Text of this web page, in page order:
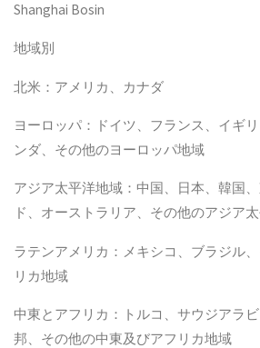
Shanghai Bosin
地域別
北米：アメリカ、カナダ
ヨーロッパ：ドイツ、フランス、イギ
ンダ、その他のヨーロッパ地域
アジア太平洋地域：中国、日本、韓国
ド、オーストラリア、その他のアジア
ラテンアメリカ：メキシコ、ブラジル
リカ地域
中東とアフリカ：トルコ、サウジアラ
邦、その他の中東及びアフリカ地域